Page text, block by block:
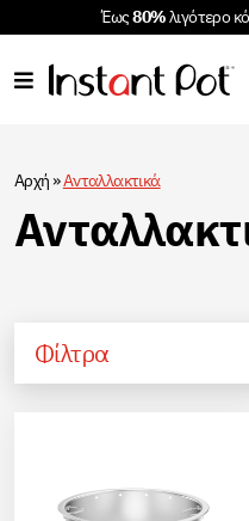
Έως80%λιγότερο
Αρχή»Ανταλλακτικά
Φίλτρα